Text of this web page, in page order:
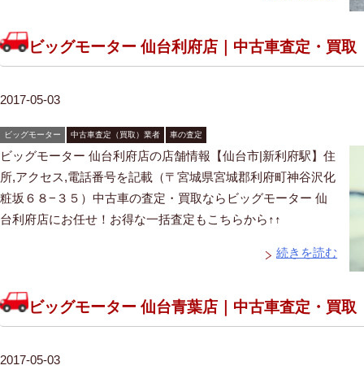
ビッグモーター 仙台利府店｜中古車査定・買取
2017-05-03
ビッグモーター 中古車査定（買取）業者 車の査定
ビッグモーター 仙台利府店の店舗情報【仙台市|新利府駅】住
所,アクセス,電話番号を記載（〒宮城県宮城郡利府町神谷沢化
粧坂６８−３５）中古車の査定・買取ならビッグモーター 仙
台利府店にお任せ！お得な一括査定もこちらから↑↑
続きを読む
ビッグモーター 仙台青葉店｜中古車査定・買取
2017-05-03